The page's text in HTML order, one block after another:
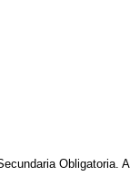
Obligatoria.